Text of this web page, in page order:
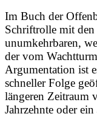
Im Buch der
Schriftrolle mit den
unumkehrbaren,
der vom
Argumentation ist
schneller Folge
längeren Zeitraum
Jahrzehnte oder